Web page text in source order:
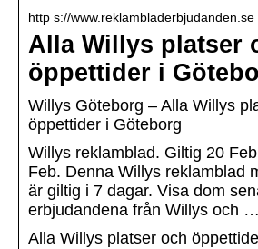
http s://www.reklambladerbjudanden.se
Alla Willys platser
öppettider i
Willys Göteborg – Alla Willys
öppettider i Göteborg
Willys reklamblad. Giltig 20
Feb. Denna Willys reklamblad
är giltig i 7 dagar. Visa dom
erbjudandena från Willys och …
Alla Willys platser och